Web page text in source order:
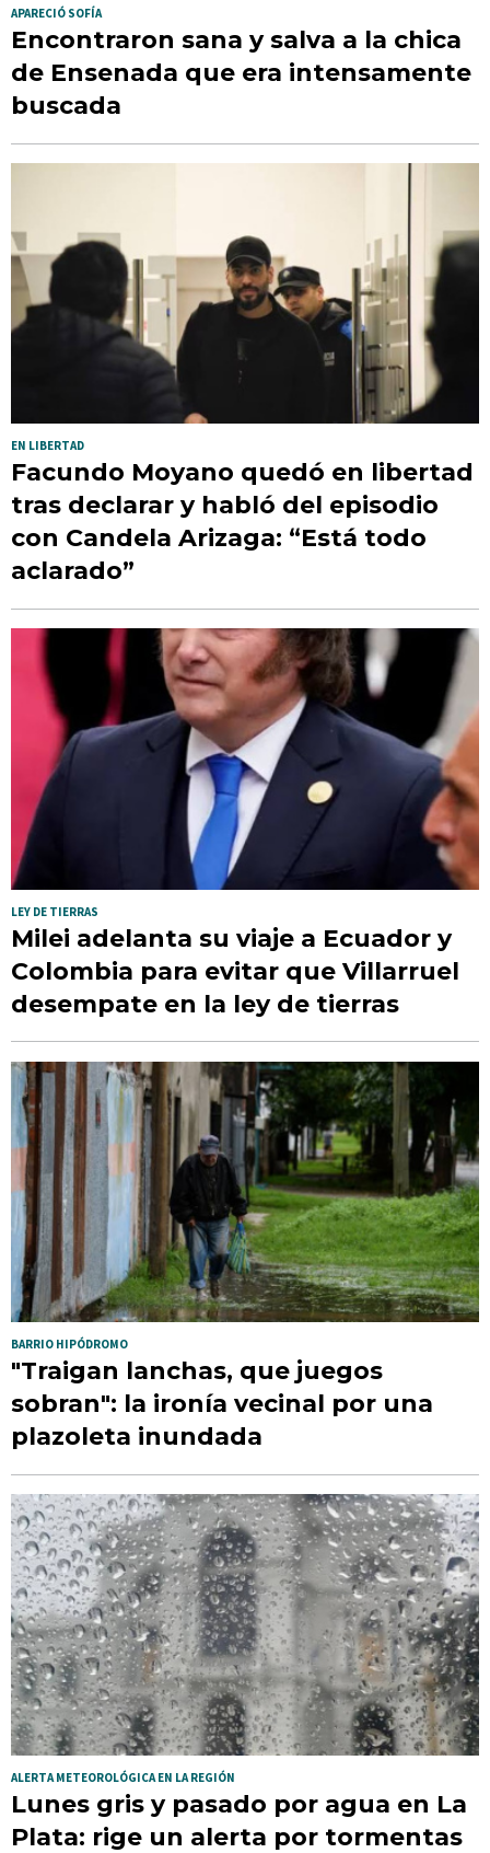
APARECIÓ SOFÍA
Encontraron sana y salva a la chica
de Ensenada que era intensamente
buscada
EN LIBERTAD
Facundo Moyano quedó en libertad
tras declarar y habló del episodio
con Candela Arizaga: “Está todo
aclarado”
LEY DE TIERRAS
Milei adelanta su viaje a Ecuador y
Colombia para evitar que Villarruel
desempate en la ley de tierras
BARRIO HIPÓDROMO
"Traigan lanchas, que juegos
sobran": la ironía vecinal por una
plazoleta inundada
ALERTA METEOROLÓGICA EN LA REGIÓN
Lunes gris y pasado por agua en La
Plata: rige un alerta por tormentas